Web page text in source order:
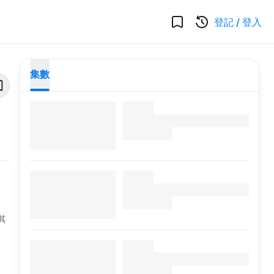
登記 / 登入
集數